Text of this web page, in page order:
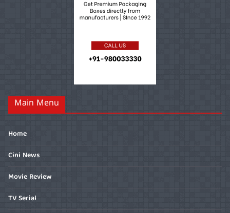
Main Menu
Home
Cini News
Movie Review
TV Serial